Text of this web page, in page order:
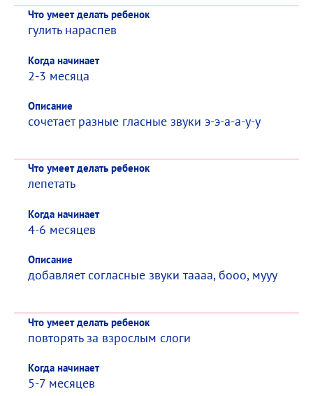
Что умеет делать ребенок
гулить нараспев
Когда начинает
2-3 месяца
Описание
сочетает разные гласные звуки э-э-а-а-у-у
Что умеет делать ребенок
лепетать
Когда начинает
4-6 месяцев
Описание
добавляет согласные звуки таааа, бооо, мууу
Что умеет делать ребенок
повторять за взрослым слоги
Когда начинает
5-7 месяцев